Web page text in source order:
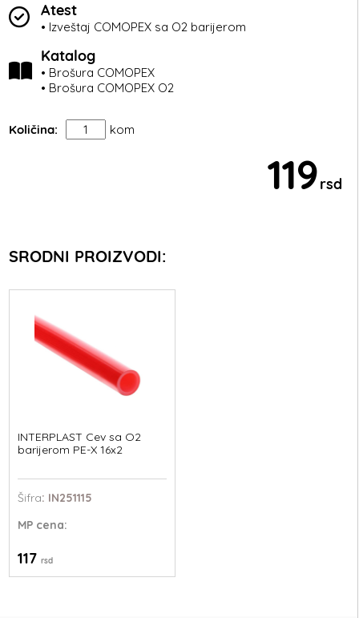
Atest
• Izveštaj COMOPEX sa O2 barijerom
Katalog
• Brošura COMOPEX
• Brošura COMOPEX O2
Količina: kom
119rsd
SRODNI PROIZVODI:
INTERPLAST Cev sa O2
barijerom PE-X 16x2
Šifra: IN251115
MP cena:
117rsd